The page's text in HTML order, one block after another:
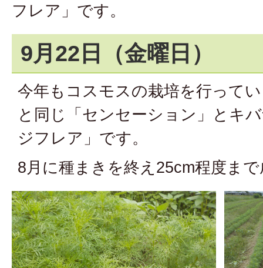
フレア」です。
9月22日（金曜日）
今年もコスモスの栽培を行って
と同じ「センセーション」とキ
ジフレア」です。
8月に種まきを終え25cm程度ま